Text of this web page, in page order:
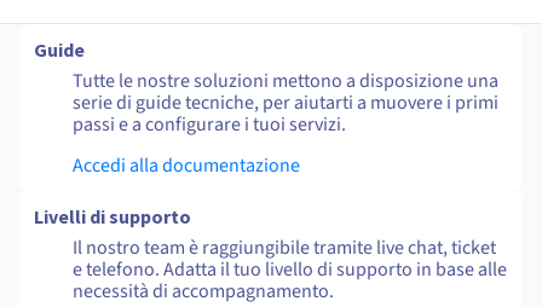
Guide
Tutte le nostre soluzioni mettono a disposizione una
serie di guide tecniche, per aiutarti a muovere i primi
passi e a configurare i tuoi servizi.
Accedi alla documentazione
Livelli di supporto
Il nostro team è raggiungibile tramite live chat, ticket
e telefono. Adatta il tuo livello di supporto in base alle
necessità di accompagnamento.